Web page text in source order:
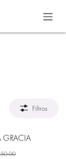
Filtros
GRACIA